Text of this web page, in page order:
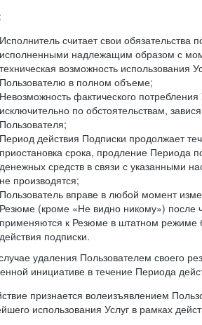
Исполнитель считает свои обязательства
исполненными надлежащим образом с
техническая возможность использования
Пользователю в полном объеме;
Невозможность фактического потребления
исключительно по обстоятельствам,
Пользователя;
Период действия Подписки продолжает
приостановка срока, продление Периода
денежных средств в связи с указанными
не производятся;
Пользователь вправе в любой момент
Резюме (кроме «Не видно никому») после
применяются к Резюме в штатном режиме
действия подписки.
удаления Пользователем своего
инициативе в течение Периода
признается волеизъявлением
использования Услуг в рамках